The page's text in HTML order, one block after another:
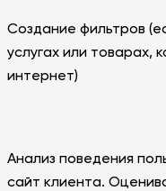
Создание фильтров
услугах или товарах,
интернет)
Анализ поведения
сайт клиента.